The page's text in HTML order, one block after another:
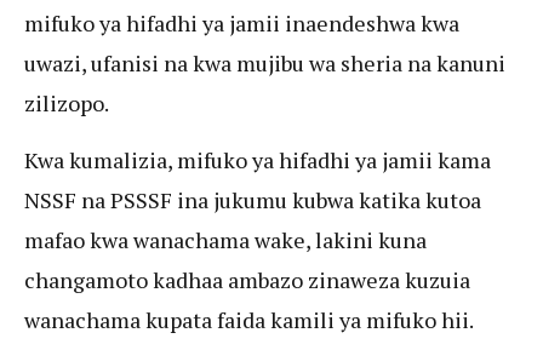
mifuko ya hifadhi ya jamii inaendeshwa kwa
uwazi, ufanisi na kwa mujibu wa sheria na kanuni
zilizopo.
Kwa kumalizia, mifuko ya hifadhi ya jamii kama
NSSF na PSSSF ina jukumu kubwa katika kutoa
mafao kwa wanachama wake, lakini kuna
changamoto kadhaa ambazo zinaweza kuzuia
wanachama kupata faida kamili ya mifuko hii.